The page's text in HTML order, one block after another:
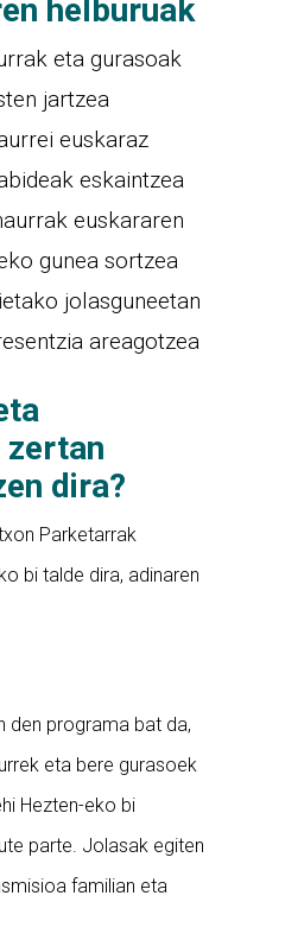
helburuak
eta gurasoak
jartzea
euskaraz
eskaintzea
euskararen
gunea sortzea
jolasguneetan
areagotzea
dira?
Parketarrak
bi talde dira, adinaren
den programa bat da,
eta bere gurasoek
Hezten-eko bi
parte. Jolasak egiten
familian eta